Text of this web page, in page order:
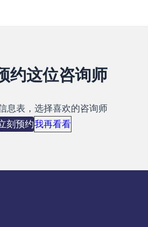
约这位咨询师
息表，选择喜欢的咨询师
刻预约我再看看